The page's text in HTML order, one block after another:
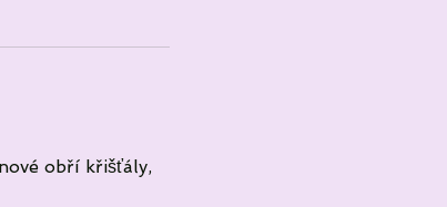
obří křišťály,